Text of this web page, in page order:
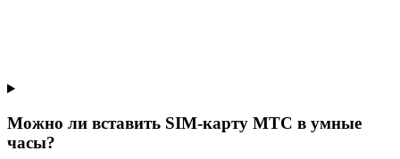
Можно ли вставить SIM-карту МТС в умные
часы?